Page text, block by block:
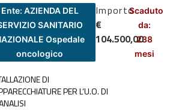
Ente: AZIENDA DEL
SANITARIO
Ospedale
oncologico
Importo
€
104.500,00
Scaduto
da:
238
mesi
DI
PER L’U.O. DI